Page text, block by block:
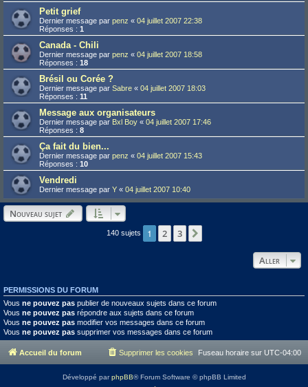
Petit grief
Dernier message par penz « 04 juillet 2007 22:38
Réponses : 1
Canada - Chili
Dernier message par penz « 04 juillet 2007 18:58
Réponses : 18
Brésil ou Corée ?
Dernier message par Sabre « 04 juillet 2007 18:03
Réponses : 11
Message aux organisateurs
Dernier message par Bxl Boy « 04 juillet 2007 17:46
Réponses : 8
Ça fait du bien...
Dernier message par penz « 04 juillet 2007 15:43
Réponses : 10
Vendredi
Dernier message par Y « 04 juillet 2007 10:40
Nouveau sujet
140 sujets 1 2 3
Aller
PERMISSIONS DU FORUM
Vous ne pouvez pas publier de nouveaux sujets dans ce forum
Vous ne pouvez pas répondre aux sujets dans ce forum
Vous ne pouvez pas modifier vos messages dans ce forum
Vous ne pouvez pas supprimer vos messages dans ce forum
Accueil du forum Fuseau horaire sur UTC-04:00
Supprimer les cookies
Développé parphpBB® Forum Software © phpBB Limited